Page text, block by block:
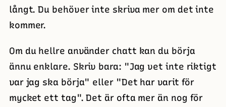
långt. Du behöver inte skriva mer om det inte
kommer.
Om du hellre använder chatt kan du börja
ännu enklare. Skriv bara: "Jag vet inte riktigt
var jag ska börja" eller "Det har varit för
mycket ett tag". Det är ofta mer än nog för